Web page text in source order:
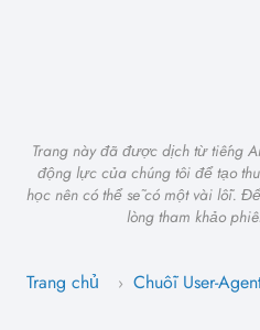
Trang này đã được dịch từ tiếng
động lực của chúng tôi để tạo
học nên có thể sẽ có một vài lỗi.
lòng tham khảo
Trang chủ › Chuỗi User-